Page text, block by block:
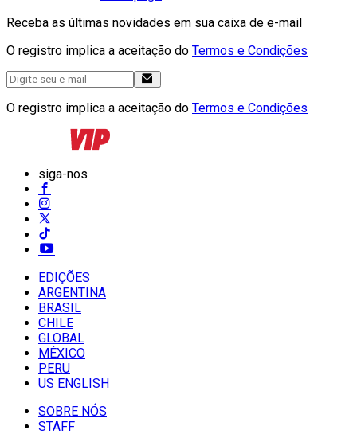
Receba as últimas novidades em sua caixa de e-mail
O registro implica a aceitação do Termos e Condições
O registro implica a aceitação do Termos e Condições
siga-nos
EDIÇÕES
ARGENTINA
BRASIL
CHILE
GLOBAL
MÉXICO
PERU
US ENGLISH
SOBRE NÓS
STAFF